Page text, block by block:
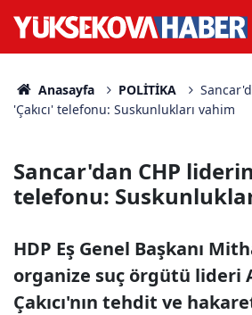
Anasayfa POLİTİKA
'Çakıcı' telefonu: Suskunlukları vahim
Sancar'dan CHP
telefonu:
HDP Eş Genel Başkanı
organize suç örgütü lideri
Çakıcı'nın tehdit ve